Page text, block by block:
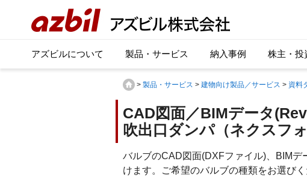
アズビルについて 製品・サービス 納入事例 株主・投
> 製品・サービス > 建物向け製品／サービス > 資料
CAD図面／BIMデータ
吹出口ダンパ（ネクスフ
バルブのCAD図面(DXFファイル)、BIM
けます。ご希望のバルブの種類をお選びく